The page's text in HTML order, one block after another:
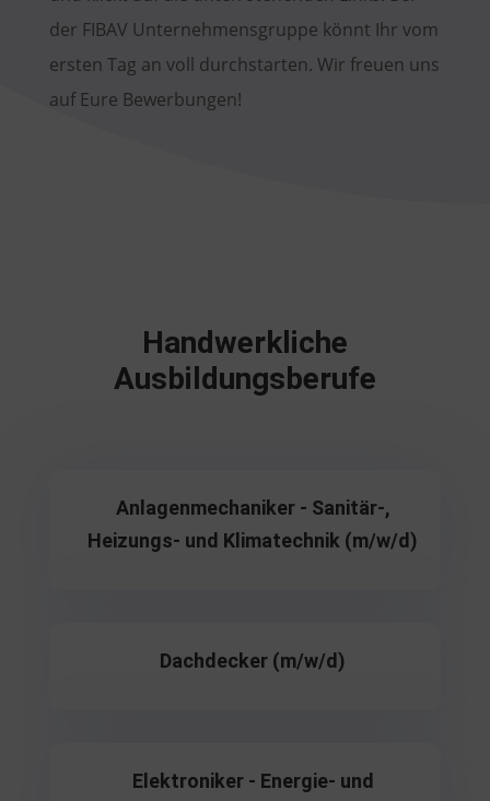
der FIBAV Unternehmensgruppe könnt Ihr vom
ersten Tag an voll durchstarten. Wir freuen uns
auf Eure Bewerbungen!
Handwerkliche
Ausbildungsberufe
Anlagenmechaniker - Sanitär-,
Heizungs- und Klimatechnik (m/w/d)
Dachdecker (m/w/d)
Elektroniker - Energie- und